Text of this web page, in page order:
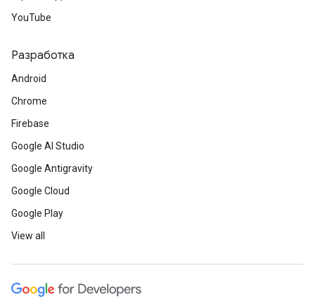
YouTube
Разработка
Android
Chrome
Firebase
Google AI Studio
Google Antigravity
Google Cloud
Google Play
View all